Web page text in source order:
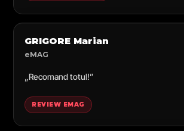
GRIGORE Marian
eMAG
„Recomand totul!”
REVIEW EMAG